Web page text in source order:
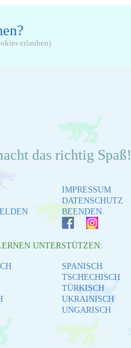
erlauben)
das richtig Spaß!
IMPRESSUM
DATENSCHUTZ
BEENDEN
UNTERSTÜTZEN:
SPANISCH
TSCHECHISCH
TÜRKISCH
UKRAINISCH
UNGARISCH